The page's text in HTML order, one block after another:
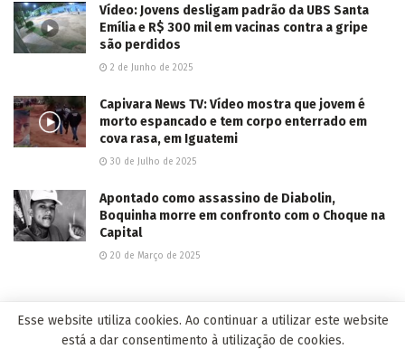
Vídeo: Jovens desligam padrão da UBS Santa
Emília e R$ 300 mil em vacinas contra a gripe
são perdidos
2 de Junho de 2025
Capivara News TV: Vídeo mostra que jovem é
morto espancado e tem corpo enterrado em
cova rasa, em Iguatemi
30 de Julho de 2025
Apontado como assassino de Diabolin,
Boquinha morre em confronto com o Choque na
Capital
20 de Março de 2025
EDITOR'S PICK
Esse website utiliza cookies. Ao continuar a utilizar este website
está a dar consentimento à utilização de cookies.